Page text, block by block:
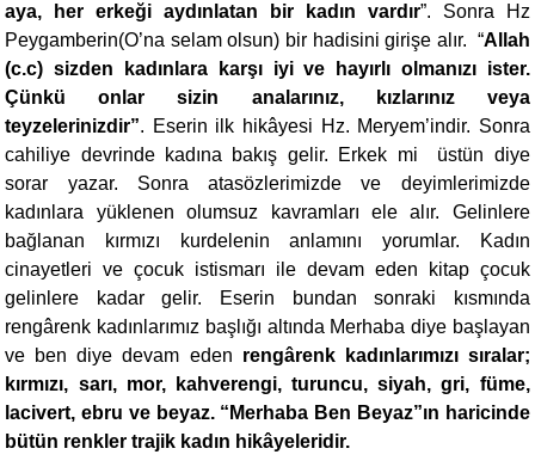
aya, her erkeği aydınlatan bir kadın vardır”. Sonra Hz
Peygamberin(O’na selam olsun) bir hadisini girişe alır. “Allah
(c.c) sizden kadınlara karşı iyi ve hayırlı olmanızı ister.
Çünkü onlar sizin analarınız, kızlarınız veya
teyzelerinizdir”. Eserin ilk hikâyesi Hz. Meryem’indir. Sonra
cahiliye devrinde kadına bakış gelir. Erkek mi üstün diye
sorar yazar. Sonra atasözlerimizde ve deyimlerimizde
kadınlara yüklenen olumsuz kavramları ele alır. Gelinlere
bağlanan kırmızı kurdelenin anlamını yorumlar. Kadın
cinayetleri ve çocuk istismarı ile devam eden kitap çocuk
gelinlere kadar gelir. Eserin bundan sonraki kısmında
rengârenk kadınlarımız başlığı altında Merhaba diye başlayan
ve ben diye devam eden rengârenk kadınlarımızı sıralar;
kırmızı, sarı, mor, kahverengi, turuncu, siyah, gri, füme,
lacivert, ebru ve beyaz. “Merhaba Ben Beyaz”ın haricinde
bütün renkler trajik kadın hikâyeleridir.